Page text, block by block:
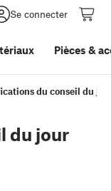
Se connecter
Pièces &
du conseil du
du jour